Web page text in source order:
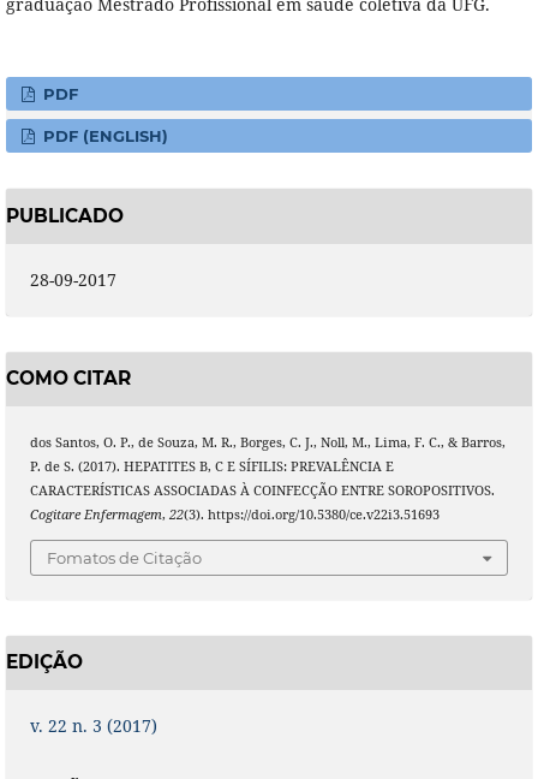
PDF
PDF (ENGLISH)
PUBLICADO
28-09-2017
COMO CITAR
dos Santos, O. P., de Souza, M. R., Borges, C. J., Noll, M., Lima, F. C., & Barros,
P. de S. (2017). HEPATITES B, C E SÍFILIS: PREVALÊNCIA E
CARACTERÍSTICAS ASSOCIADAS À COINFECÇÃO ENTRE SOROPOSITIVOS.
Cogitare Enfermagem, 22(3). https://doi.org/10.5380/ce.v22i3.51693
Fomatos de Citação
EDIÇÃO
v. 22 n. 3 (2017)